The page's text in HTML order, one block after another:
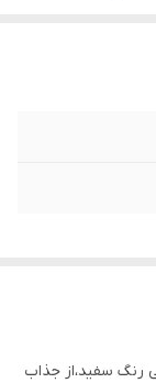
رنگ سفید،از جذاب